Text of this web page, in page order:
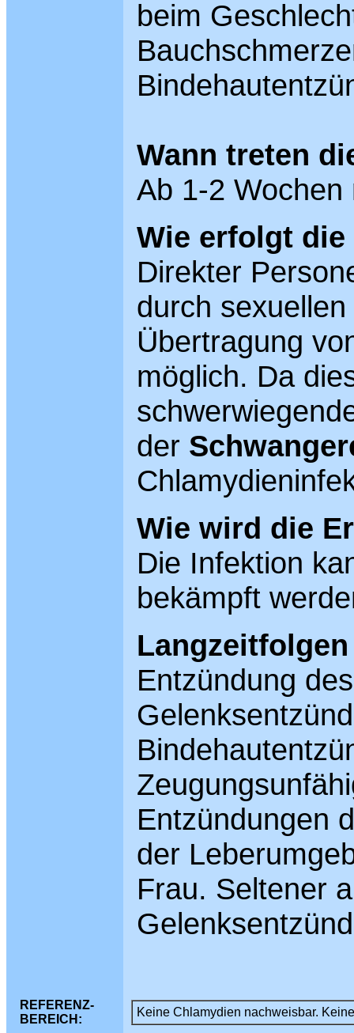
beim
Wann treten
Ab 1-2
Wie erfolgt
Direkter
durch
Übertragung
möglich. Da
der
Wie wird die
Die Infektion
bekämpft
Entzündung
Entzündungen
der
Frau. Seltener
REFERENZ-
BEREICH:
Keine Chlamydien nachweisbar.